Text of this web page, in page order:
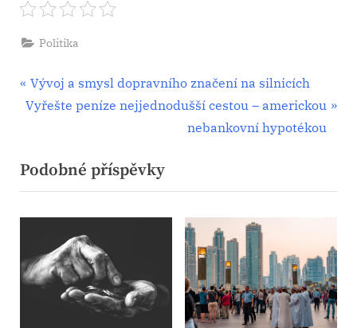
Politika
Navigace
pro
P
r
i
o
u
P
o
Vývoj a smysl dopravního značení na silnicích
N
t
P
o
t
:
Vyřešte peníze nejjednodušší cestou – americkou
nebankovní hypotékou
Podobné příspěvky